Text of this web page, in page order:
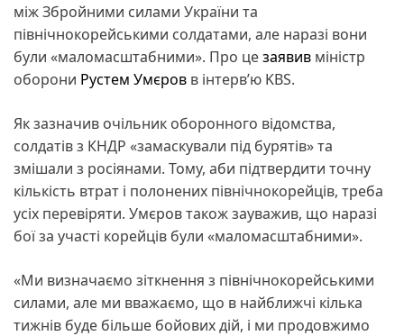
між Збройними силами України та
північнокорейськими солдатами, але наразі вони
були «маломасштабними». Про цезаявив міністр
оборони Рустем Умєров в інтерв’ю KBS.
Як зазначив очільник оборонного відомства,
солдатів з КНДР «замаскували під бурятів» та
змішали з росіянами. Тому, аби підтвердити точну
кількість втрат і полонених північнокорейців, треба
усіх перевіряти. Умєров також зауважив, що наразі
бої за участі корейців були «маломасштабними».
«Ми визначаємо зіткнення з північнокорейськими
силами, але ми вважаємо, що в найближчі кілька
тижнів буде більше бойових дій, і ми продовжимо